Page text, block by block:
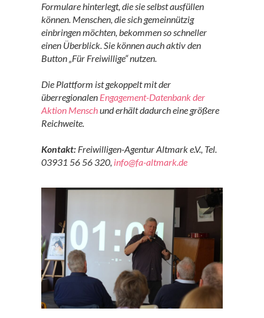
Formulare hinterlegt, die sie selbst ausfüllen
können. Menschen, die sich gemeinnützig
einbringen möchten, bekommen so schneller
einen Überblick. Sie können auch aktiv den
Button „Für Freiwillige“ nutzen.
Die Plattform ist gekoppelt mit der
überregionalen Engagement-Datenbank der
Aktion Menschund erhält dadurch eine größere
Reichweite.
Kontakt: Freiwilligen-Agentur Altmark e.V., Tel.
03931 56 56 320, info@fa-altmark.de